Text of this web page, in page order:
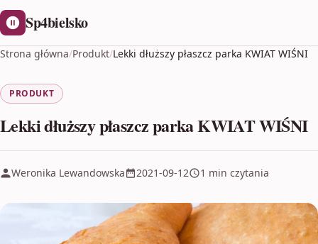
Sp4bielsko
Strona główna/Produkt/Lekki dłuższy płaszcz parka KWIAT WIŚNI
PRODUKT
Lekki dłuższy płaszcz parka KWIAT WIŚNI
Weronika Lewandowska 2021-09-12 1 min czytania